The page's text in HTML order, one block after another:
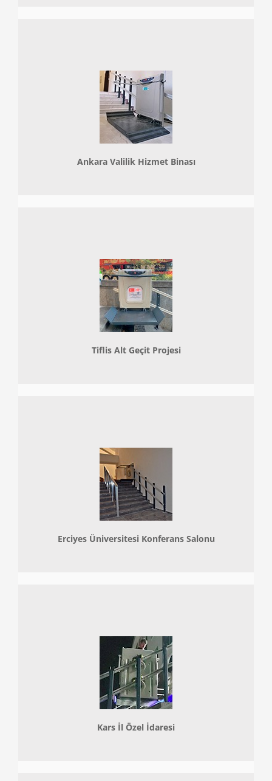
Ankara Valilik Hizmet Binası
Tiflis Alt Geçit Projesi
Erciyes Üniversitesi Konferans Salonu
Kars İl Özel İdaresi